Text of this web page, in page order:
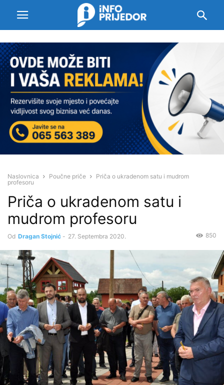
Naslovnica Poučne priče
Priča o ukradenom satu i mudrom
profesoru
Priča o ukradenom satu i
mudrom profesoru
Od Dragan Stojnić - 27. Septembra 2020. 850